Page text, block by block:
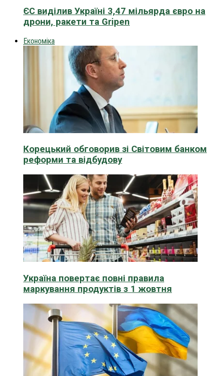
ЄС виділив Україні 3,47 мільярда євро на
дрони, ракети та Gripen
Економіка
Корецький обговорив зі Світовим банком
реформи та відбудову
Україна повертає повні правила
маркування продуктів з 1 жовтня